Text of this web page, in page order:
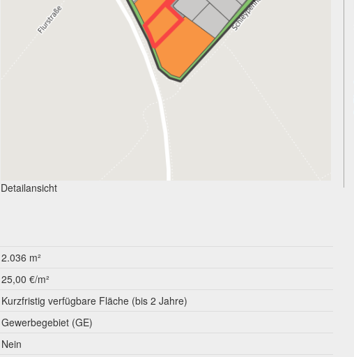
Detailansicht
2.036 m²
25,00 €/m²
Kurzfristig verfügbare Fläche (bis 2 Jahre)
Gewerbegebiet (GE)
Nein